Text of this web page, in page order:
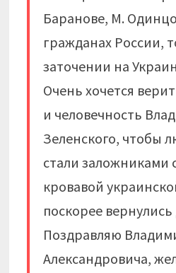
Баранове, М.
гражданах России,
заточении на
Очень хочется
и человечность
Зеленского, чтобы
стали заложниками
кровавой
поскорее
Поздравляю
Александровича,